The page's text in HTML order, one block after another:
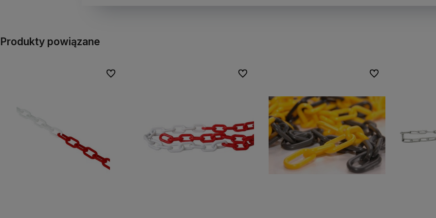
Produkty powiązane
Do ulubionych Do ulubionych Do ulubionych